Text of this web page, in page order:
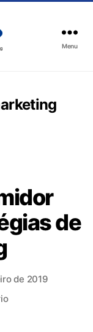
Menu
de
de 2019